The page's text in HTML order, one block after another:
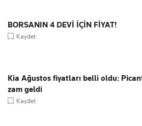
BORSANIN 4 DEVİ İÇİN FİYAT!
Kaydet
Kia Ağustos fiyatları belli oldu:
zam geldi
Kaydet